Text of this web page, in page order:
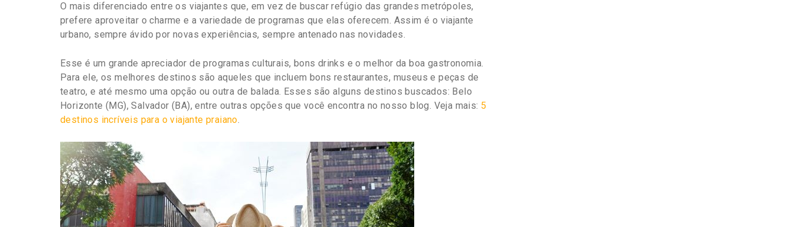
O mais diferenciado entre os viajantes que, em vez de buscar refúgio das grandes metrópoles,
prefere aproveitar o charme e a variedade de programas que elas oferecem. Assim é o viajante
urbano, sempre ávido por novas experiências, sempre antenado nas novidades.
Esse é um grande apreciador de programas culturais, bons drinks e o melhor da boa gastronomia.
Para ele, os melhores destinos são aqueles que incluem bons restaurantes, museus e peças de
teatro, e até mesmo uma opção ou outra de balada. Esses são alguns destinos buscados: Belo
Horizonte (MG), Salvador (BA), entre outras opções que você encontra no nosso blog. Veja mais: 5
destinos incríveis para o viajante praiano.